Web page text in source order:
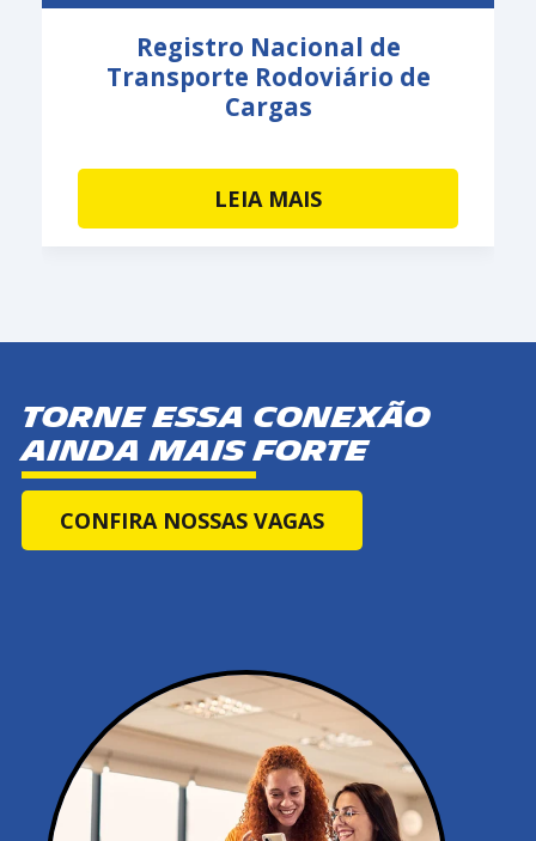
Registro Nacional de
Transporte Rodoviário de
Cargas
LEIA MAIS
Torne essa conexão
ainda mais forte
CONFIRA NOSSAS VAGAS